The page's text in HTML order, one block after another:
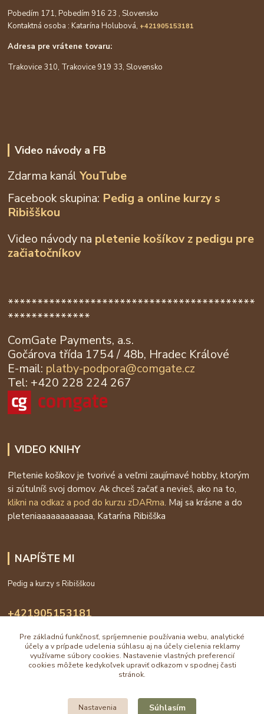
Pobedím 171, Pobedím 916 23 , Slovensko
Kontaktná osoba : Katarína Holubová, +421905153181
Adresa pre vrátene tovaru:
Trakovice 310, Trakovice 919 33, Slovensko
Video návody a FB
Zdarma kanálYouTube
Facebook skupina: Pedig a online kurzy s
Ribišškou
Video návody na pletenie košíkov z pedigu pre
začiatočníkov
******************************************
**************
ComGate Payments, a.s.
Gočárova třída 1754 / 48b, Hradec Králové
E-mail: platby-podpora@comgate.cz
Tel: +420 228 224 267
VIDEO KNIHY
Pletenie košíkov je tvorivé a veľmi zaujímavé hobby, ktorým
si zútulníš svoj domov. Ak chceš začať a nevieš, ako na to,
klikni na odkaz a poď do kurzu zDARma. Maj sa krásne a do
pleteniaaaaaaaaaaaa, Katarína Ribišška
NAPÍŠTE MI
Pedig a kurzy s Ribišškou
+421905153181
info@katarinaholub.sk
Pre základnú funkčnosť, spríjemnenie používania webu, analytické
účely a v prípade udelenia súhlasu aj na účely cielenia reklamy
využívame súbory cookies. Nastavenie vlastných preferencií
cookies môžete kedykoľvek upraviť odkazom v spodnej časti
stránok.
Nastavenia Súhlasím